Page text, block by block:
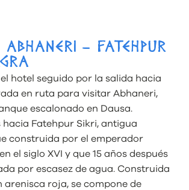
– FATEHPUR
hotel seguido por la salida hacia
en ruta para visitar Abhaneri,
escalonado en Dausa.
Fatehpur Sikri, antigua
construida por el emperador
el siglo XVI y que 15 años después
por escasez de agua. Construida
arenisca roja, se compone de